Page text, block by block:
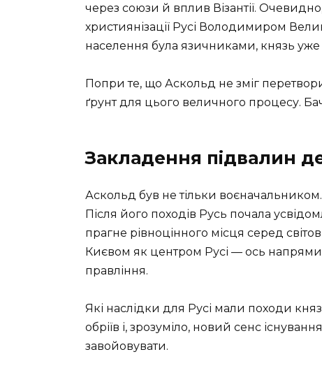
через союзи й вплив Візантії.
християнізації Русі Володимиром
населення була язичниками, князь
Попри те, що Аскольд не зміг
ґрунт для цього величного процесу.
Закладення підвалин
Аскольд був не тільки
Після його походів Русь почала
прагне рівноцінного місця серед
Києвом як центром Русі — ось
правління.
Які наслідки для Русі мали походи
обріїв і, зрозуміло, новий сенс
завойовувати.